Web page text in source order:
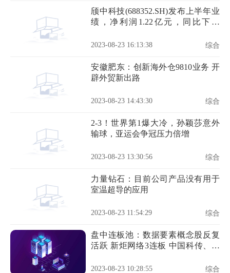
颀中科技(688352.SH)发布上半年业
绩，净利润1.22亿元，同比下降
2023-08-23 16:13:38 综合
安徽肥东：创新海外仓9810业务 开
辟外贸新出路
2023-08-23 14:43:30 综合
2-3！世界第1爆大冷，孙颖莎意外
输球，亚运会争冠压力倍增
2023-08-23 13:30:56 综合
力量钻石：目前公司产品没有用于
室温超导的应用
2023-08-23 11:54:29 综合
盘中连板池：数据要素概念股反复
活跃 新炬网络3连板 中国科传、三
2023-08-23 10:28:55 综合